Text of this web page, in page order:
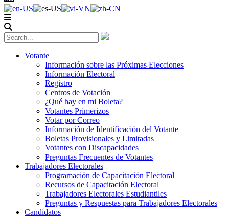
Votante
Información sobre las Próximas Elecciones
Información Electoral
Registro
Centros de Votación
¿Qué hay en mi Boleta?
Votantes Primerizos
Votar por Correo
Información de Identificación del Votante
Boletas Provisionales y Limitadas
Votantes con Discapacidades
Preguntas Frecuentes de Votantes
Trabajadores Electorales
Programación de Capacitación Electoral
Recursos de Capacitación Electoral
Trabajadores Electorales Estudiantiles
Preguntas y Respuestas para Trabajadores Electorales
Candidatos